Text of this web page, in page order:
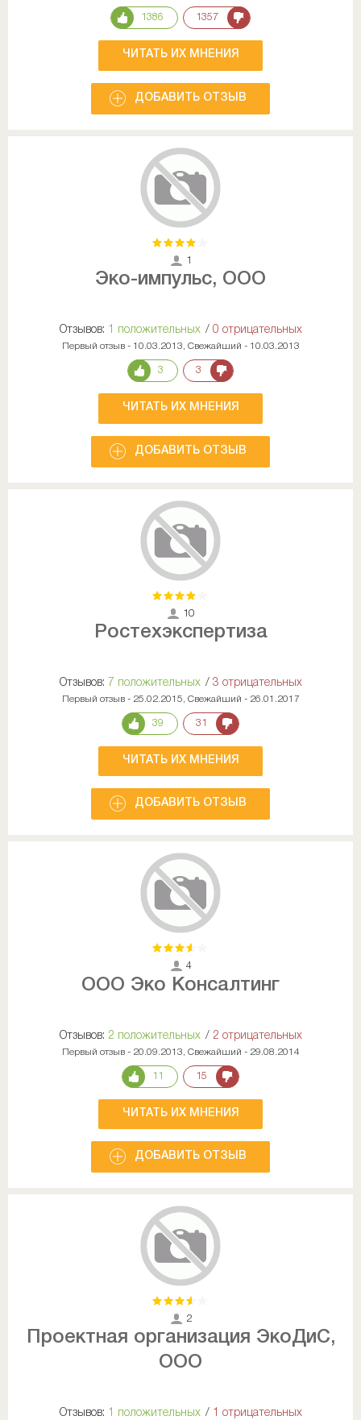
1386 1357
ЧИТАТЬ ИХ МНЕНИЯ
ДОБАВИТЬ ОТЗЫВ
1
Эко-импульс, ООО
Отзывов: 1 положительных / 0 отрицательных
Первый отзыв - 10.03.2013, Свежайший - 10.03.2013
3 3
ЧИТАТЬ ИХ МНЕНИЯ
ДОБАВИТЬ ОТЗЫВ
10
Ростехэкспертиза
Отзывов: 7 положительных / 3 отрицательных
Первый отзыв - 25.02.2015, Свежайший - 26.01.2017
39 31
ЧИТАТЬ ИХ МНЕНИЯ
ДОБАВИТЬ ОТЗЫВ
4
ООО Эко Консалтинг
Отзывов: 2 положительных / 2 отрицательных
Первый отзыв - 20.09.2013, Свежайший - 29.08.2014
11 15
ЧИТАТЬ ИХ МНЕНИЯ
ДОБАВИТЬ ОТЗЫВ
2
Проектная организация ЭкоДиС,
ООО
Отзывов: 1 положительных / 1 отрицательных